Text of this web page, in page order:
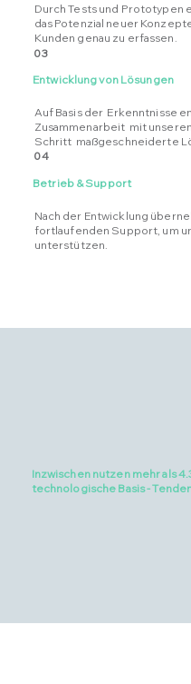
Durch Tests und Prototypen
das Potenzial neuer
Kunden genau zu erfassen.
03
Entwicklung von Lösungen
Auf Basis der Erkenntnisse
Zusammenarbeit mit
Schritt maßgeschneiderte
04
Betrieb & Support
Nach der Entwicklung
fortlaufenden Support, um
unterstützen.
Inzwischen nutzen mehr als
technologische Basis -